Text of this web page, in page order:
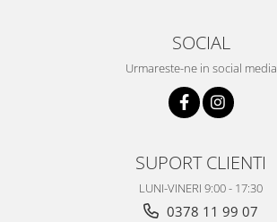
SOCIAL
Urmareste-ne in social media
SUPORT CLIENTI
LUNI-VINERI 9:00 - 17:30
0378 11 99 07